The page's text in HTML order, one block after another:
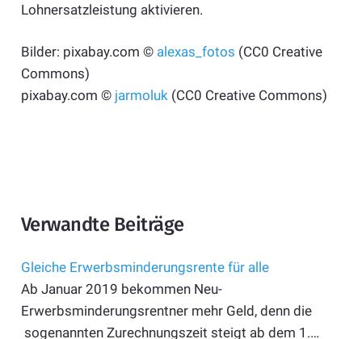
Lohnersatzleistung aktivieren.
Bilder: pixabay.com © alexas_fotos (CC0 Creative
Commons)
pixabay.com © jarmoluk(CC0 Creative Commons)
Verwandte Beiträge
Gleiche Erwerbsminderungsrente für alle
Ab Januar 2019 bekommen Neu-
Erwerbsminderungsrentner mehr Geld, denn die
sogenannten Zurechnungszeit steigt ab dem 1.…